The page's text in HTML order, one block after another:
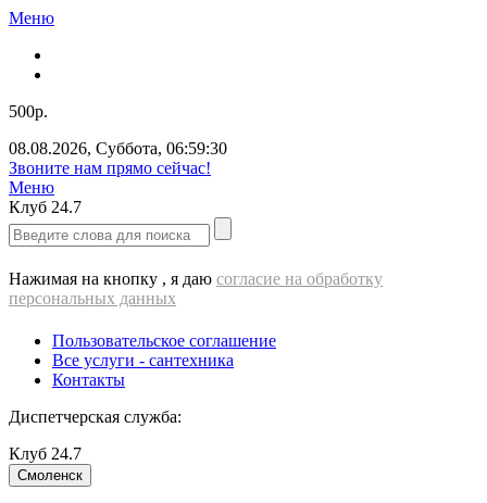
Меню
500р.
08.08.2026, Суббота, 06:59:30
Звоните нам прямо сейчас!
Меню
Клуб 24.7
Нажимая на кнопку , я даю согласие на обработку
персональных данных
Пользовательское соглашение
Все услуги - cантехника
Контакты
Диспетчерская служба:
Клуб 24.7
Смоленск